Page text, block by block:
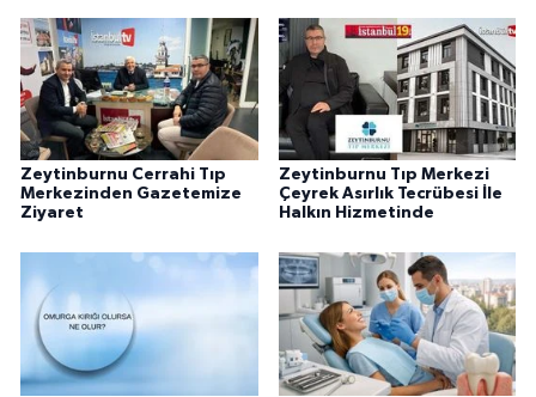
Zeytinburnu Cerrahi Tıp
Merkezinden Gazetemize
Ziyaret
Zeytinburnu Tıp Merkezi
Çeyrek Asırlık Tecrübesi İle
Halkın Hizmetinde